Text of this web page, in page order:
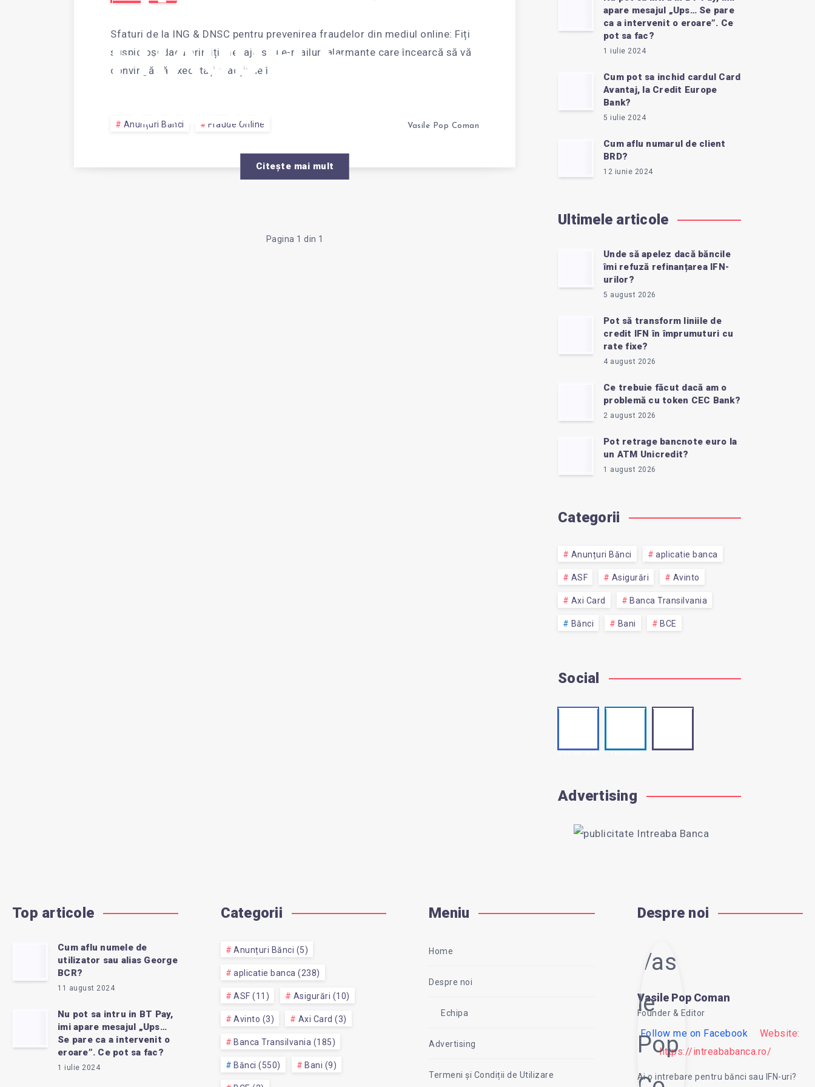
FRAUDELE
ONLINE?
Sfaturi de la ING & DNSC pentru prevenirea fraudelor din mediul online: Fiți
suspicioși dacă primiți mesaje sau e-mailuri alarmante care încearcă să vă
convingă să executați o acțiune în…
Anunțuri Bănci Fraude Online Vasile Pop Coman
Citește mai mult
Pagina 1 din 1
apare mesajul „Ups… Se pare
ca a intervenit o eroare”. Ce
pot sa fac?
1 iulie 2024
Cum pot sa inchid cardul Card
Avantaj, la Credit Europe
Bank?
5 iulie 2024
Cum aflu numarul de client
BRD?
12 iunie 2024
Ultimele articole
Unde să apelez dacă băncile
îmi refuză refinanțarea IFN-
urilor?
5 august 2026
Pot să transform liniile de
credit IFN în împrumuturi cu
rate fixe?
4 august 2026
Ce trebuie făcut dacă am o
problemă cu token CEC Bank?
2 august 2026
Pot retrage bancnote euro la
un ATM Unicredit?
1 august 2026
Categorii
Anunțuri Bănci aplicatie banca
ASF Asigurări Avinto
Axi Card Banca Transilvania
Bănci Bani BCE
Social
Follow me! Visit me!
Advertising
Top articole
Cum aflu numele de
utilizator sau alias George
BCR?
11 august 2024
Nu pot sa intru in BT Pay,
imi apare mesajul „Ups…
Se pare ca a intervenit o
eroare”. Ce pot sa fac?
1 iulie 2024
Categorii
Anunțuri Bănci (5)
aplicatie banca (238)
ASF (11) Asigurări (10)
Avinto (3) Axi Card (3)
Banca Transilvania (185)
Bănci (550) Bani (9)
Meniu
Home
Despre noi
Echipa
Advertising
Termeni și Condiții de Utilizare
Despre noi
Vasi
le
Pop
Vasile Pop Coman
Founder & Editor
Follow me on Facebook
Website:
https://intreababanca.ro/
Ai o intrebare pentru bănci sau IFN-uri?